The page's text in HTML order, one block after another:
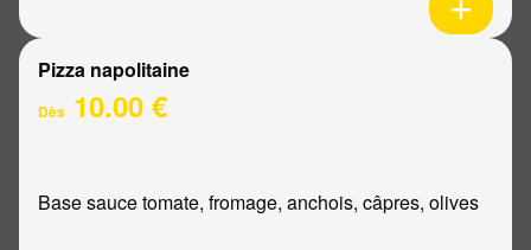
Pizza napolitaine
Dès 10.00 €
Base sauce tomate, fromage, anchois, câpres, olives